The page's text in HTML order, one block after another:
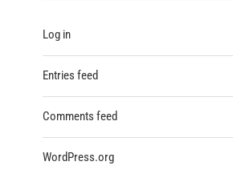
Log in
Entries feed
Comments feed
WordPress.org